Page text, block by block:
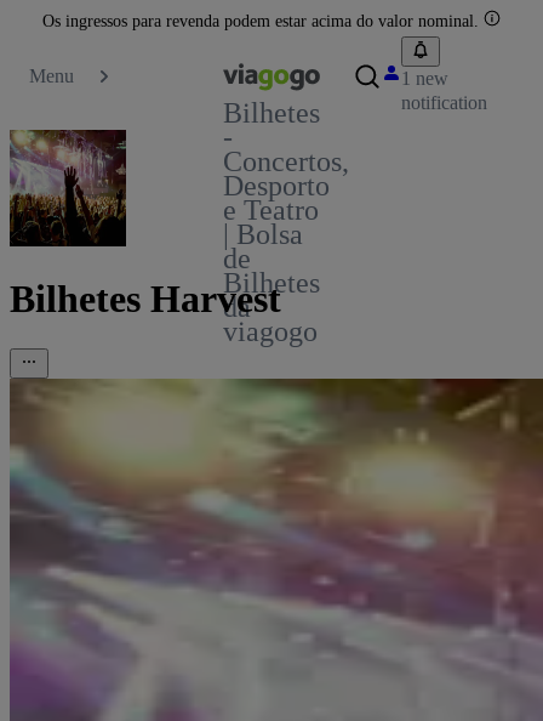
Os ingressos para revenda podem estar acima do valor nominal.
Menu
Bilhetes
-
Concertos,
Desporto
e Teatro
| Bolsa
de
Bilhetes
da
viagogo
1 new
notification
Bilhetes Harvest